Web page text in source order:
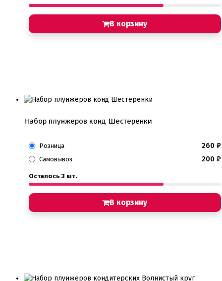
В корзину
Набор плунжеров конд Шестеренки
Розница 260 ₽
Самовывоз 200 ₽
Осталось 3 шт.
В корзину